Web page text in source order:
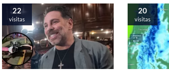
22
visitas
20
visitas